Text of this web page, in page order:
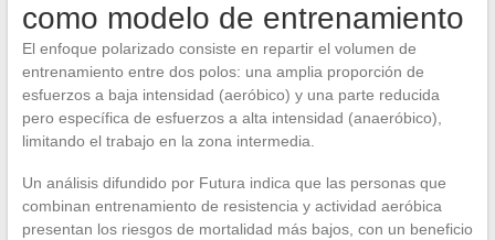
como modelo de entrenamiento
El enfoque polarizado consiste en repartir el volumen de
entrenamiento entre dos polos: una amplia proporción de
esfuerzos a baja intensidad (aeróbico) y una parte reducida
pero específica de esfuerzos a alta intensidad (anaeróbico),
limitando el trabajo en la zona intermedia.
Un análisis difundido por Futura indica que las personas que
combinan entrenamiento de resistencia y actividad aeróbica
presentan los riesgos de mortalidad más bajos, con un beneficio